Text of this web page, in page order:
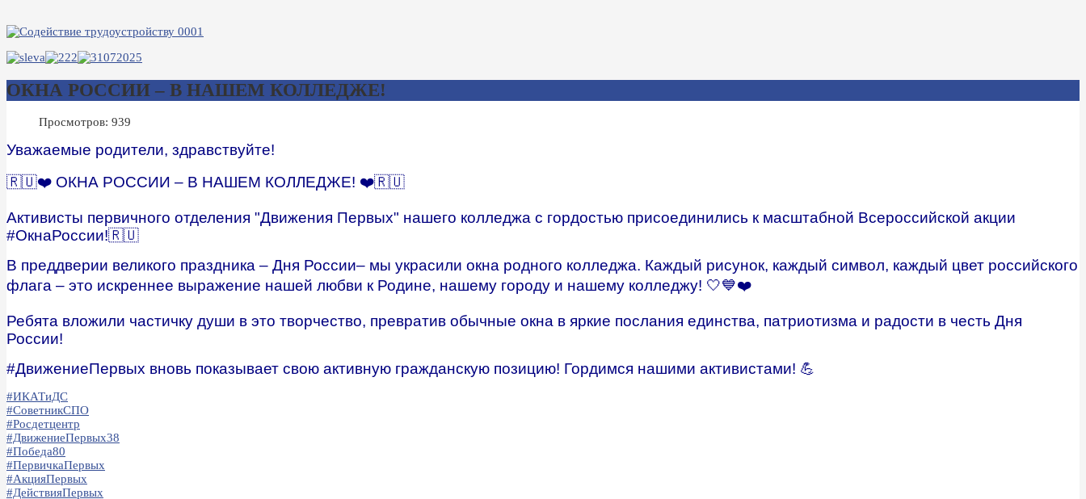
ОКНА РОССИИ – В НАШЕМ КОЛЛЕДЖЕ!
Просмотров: 939
Уважаемые родители, здравствуйте!
🇷🇺❤️ ОКНА РОССИИ – В НАШЕМ КОЛЛЕДЖЕ! ❤️🇷🇺
Активисты первичного отделения "Движения Первых" нашего колледжа с гордостью присоединились к масштабной Всероссийской акции
#ОкнаРоссии!🇷🇺
В преддверии великого праздника – Дня России– мы украсили окна родного колледжа. Каждый рисунок, каждый символ, каждый цвет российского
флага – это искреннее выражение нашей любви к Родине, нашему городу и нашему колледжу! 🤍💙❤️
Ребята вложили частичку души в это творчество, превратив обычные окна в яркие послания единства, патриотизма и радости в честь Дня
России!
#ДвижениеПервых вновь показывает свою активную гражданскую позицию! Гордимся нашими активистами! 💪
#ИКАТиДС
#СоветникСПО
#Росдетцентр
#ДвижениеПервых38
#Победа80
#ПервичкаПервых
#АкцияПервых
#ДействияПервых